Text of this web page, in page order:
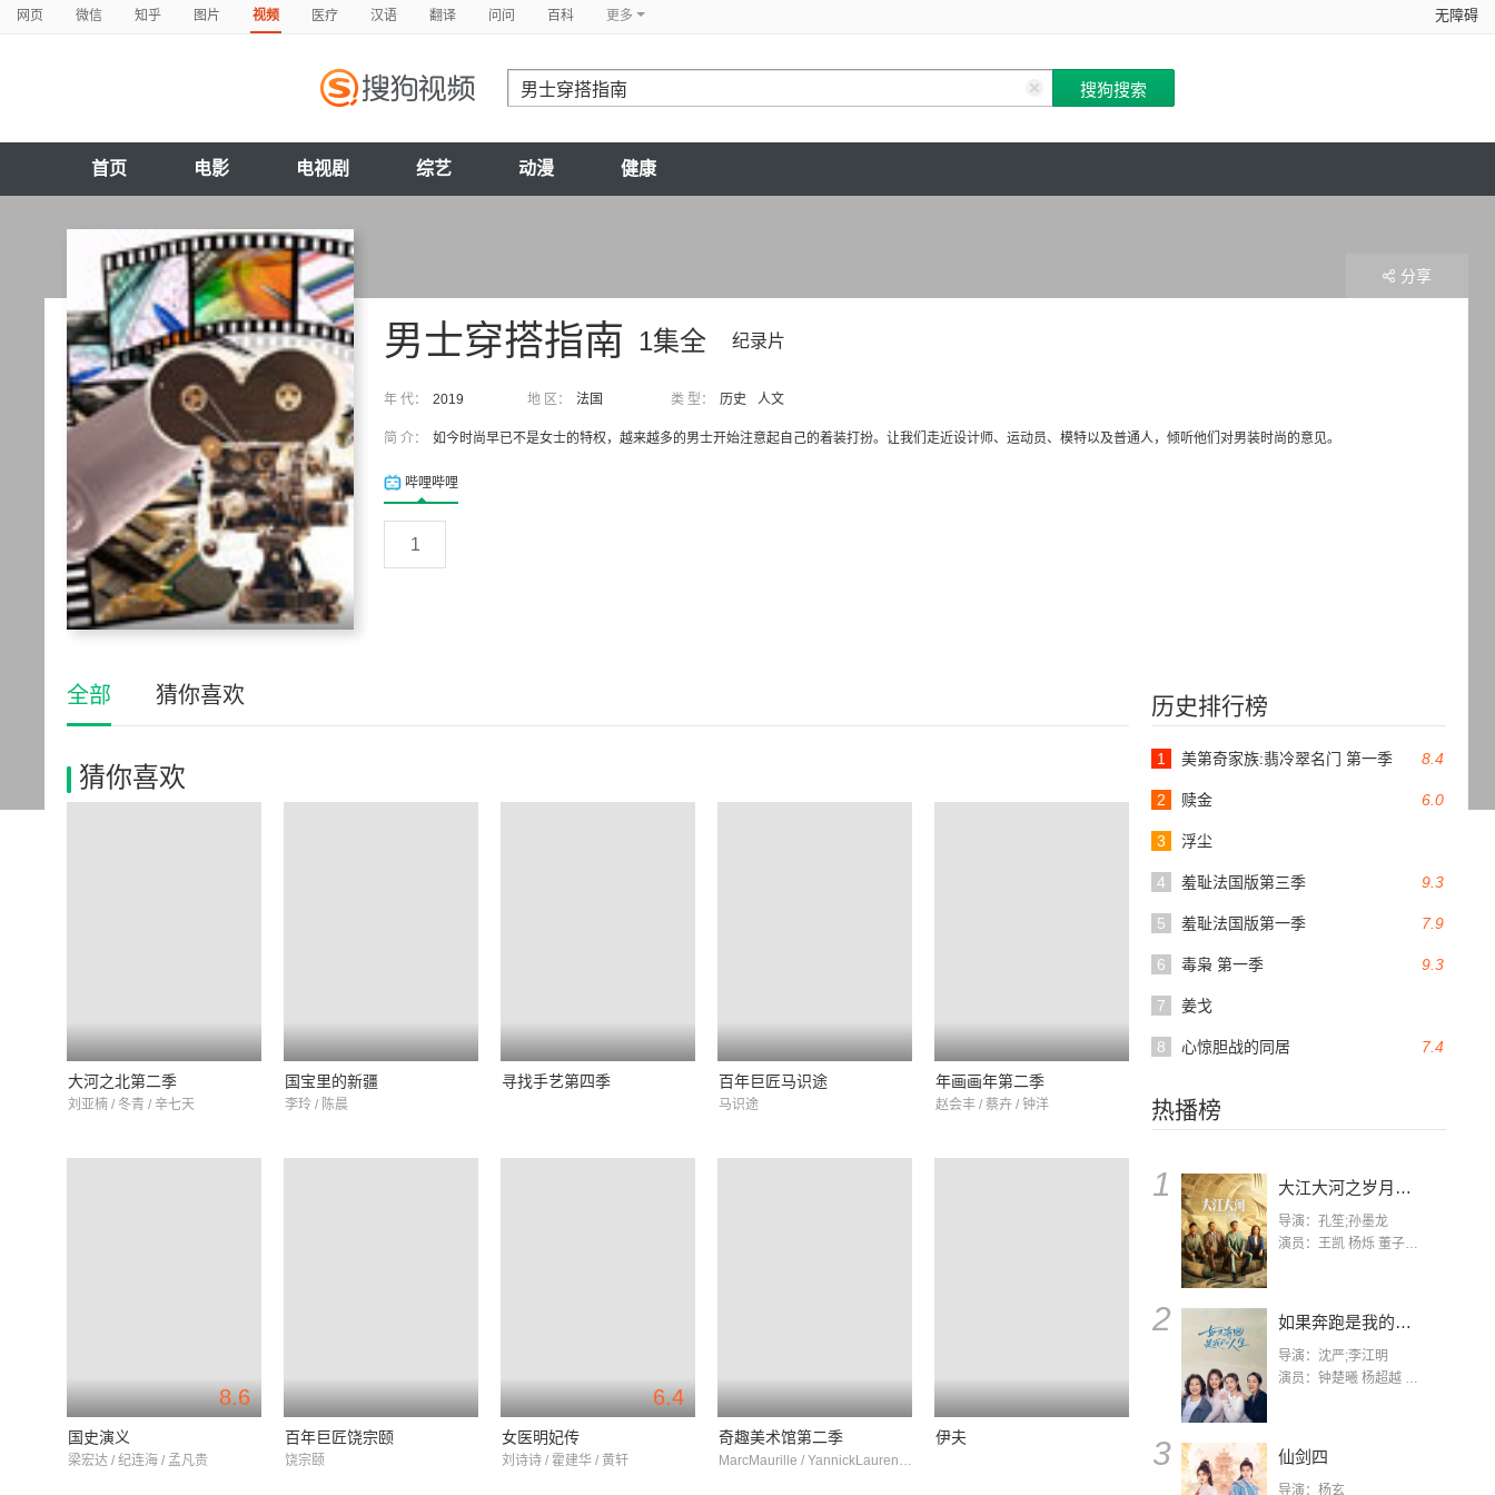
网页 微信 知乎 图片 视频 医疗 汉语 翻译 问问 百科 更多 无障碍
首页 电影 电视剧 综艺 动漫 健康
1集全 纪录片
男士穿搭指南
年 代： 2019 地 区： 法国 类 型： 历史 人文
简 介： 如今时尚早已不是女士的特权，越来越多的男士开始注意起自己的着装打扮。让我们走近设计师、运动员、模特以及普通人，倾听他们对男装时尚的意见。
哔哩哔哩
1
分享
历史排行榜
8.4
1 美第奇家族:翡冷翠名门 第一季
6.0
2 赎金
3 浮尘
9.3
4 羞耻法国版第三季
7.9
5 羞耻法国版第一季
9.3
6 毒枭 第一季
7 姜戈
7.4
8 心惊胆战的同居
热播榜
1 大江大河之岁月如歌
导演：孔笙;孙墨龙
演员：王凯 杨烁 董子健 杨采钰 张佳宁 练练 林栋甫 房子斌
2 如果奔跑是我的人生
导演：沈严;李江明
演员：钟楚曦 杨超越 许娣 陈小艺 侯雯元 宋洋 王宥钧 李添诺
3 仙剑四
导演：杨玄
全部 猜你喜欢
猜你喜欢
大河之北第二季
刘亚楠 / 冬青 / 辛七天
国宝里的新疆
李玲 / 陈晨
寻找手艺第四季 百年巨匠马识途
马识途
年画画年第二季
赵会丰 / 蔡卉 / 钟洋
8.6
国史演义
梁宏达 / 纪连海 / 孟凡贵
百年巨匠饶宗颐
饶宗颐
6.4
女医明妃传
刘诗诗 / 霍建华 / 黄轩
奇趣美术馆第二季
MarcMaurille / YannickLaurent / EmelineBayart
伊夫